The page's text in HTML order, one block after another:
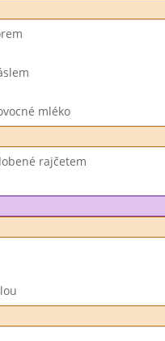
mléko
rajčetem